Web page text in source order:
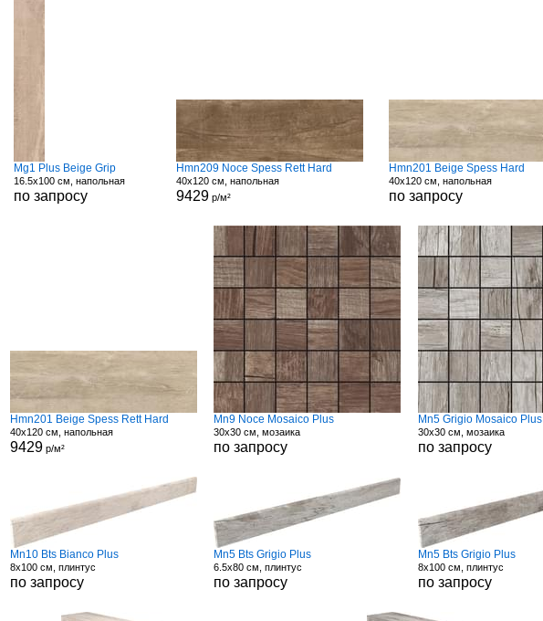
Mg1 Plus Beige Grip
16.5x100 см, напольная
по запросу
Hmn209 Noce Spess Rett Hard
40x120 см, напольная
9429р/м²
Hmn201 Beige Spess Hard
40x120 см, напольная
по запросу
Hmn201 Beige Spess Rett Hard
40x120 см, напольная
9429р/м²
Mn9 Noce Mosaico Plus
30x30 см, мозаика
по запросу
Mn5 Grigio Mosaico Plus
30x30 см, мозаика
по запросу
Mn10 Bts Bianco Plus
8x100 см, плинтус
по запросу
Mn5 Bts Grigio Plus
6.5x80 см, плинтус
по запросу
Mn5 Bts Grigio Plus
8x100 см, плинтус
по запросу